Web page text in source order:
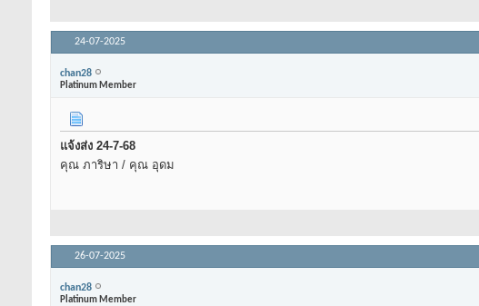
24-07-2025
chan28
Platinum Member
แจ้งส่ง 24-7-68
คุณ ภาริษา / คุณ อุดม
26-07-2025
chan28
Platinum Member